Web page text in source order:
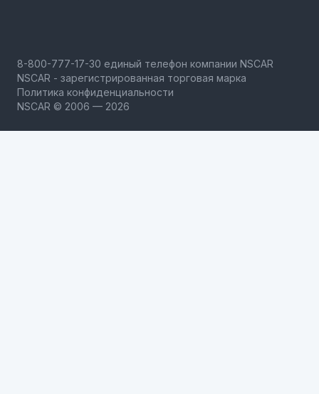
NSCAR - зарегистрированная торговая марка
Политика конфиденциальности
NSCAR © 2006 — 2026